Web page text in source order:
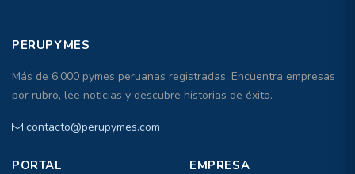
PERUPYMES
Más de 6,000 pymes peruanas registradas. Encuentra empresas
por rubro, lee noticias y descubre historias de éxito.
contacto@perupymes.com
PORTAL EMPRESA